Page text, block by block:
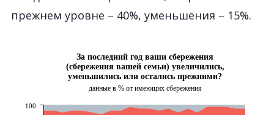
прежнем уровне – 40%, уменьшения – 15%.